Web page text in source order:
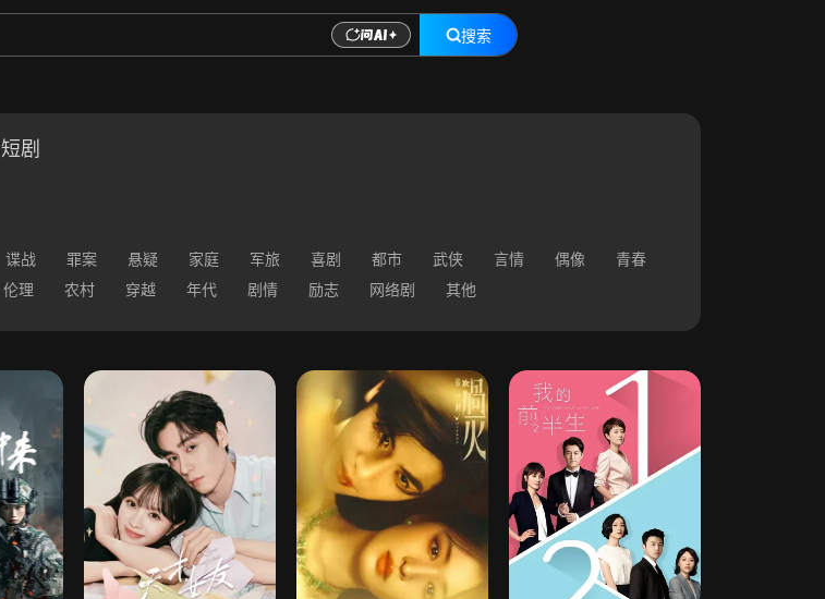
搜索
短剧
谍战 罪案 悬疑 家庭 军旅 喜剧 都市 武侠 言情 偶像
青春
伦理 农村 穿越 年代 剧情 励志 网络剧 其他